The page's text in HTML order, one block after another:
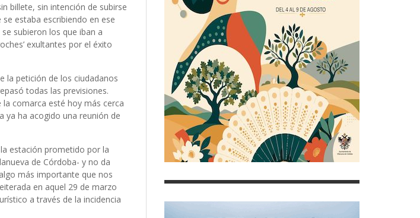
billete, sin intención de subirse
estaba escribiendo en ese
subieron los que iban a
exultantes por el éxito
la petición de los ciudadanos
todas las previsiones.
comarca esté hoy más cerca
ya ha acogido una reunión de
estación prometido por la
de Córdoba- y no da
más importante que nos
en aquel 29 de marzo
a través de la incidencia